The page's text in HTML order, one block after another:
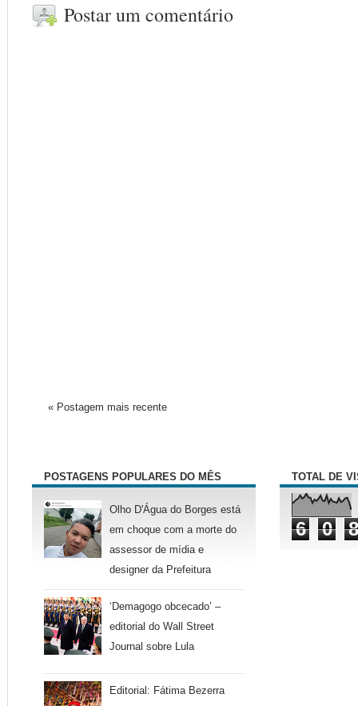
Postar um comentário
« Postagem mais recente
POSTAGENS POPULARES DO MÊS
Olho D'Água do Borges está
em choque com a morte do
assessor de mídia e
designer da Prefeitura
‘Demagogo obcecado’ –
editorial do Wall Street
Journal sobre Lula
Editorial: Fátima Bezerra
TOTAL DE
6 0 8